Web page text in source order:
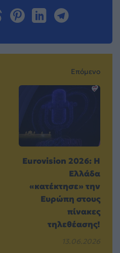
Επόμενο
Eurovision 2026: Η
Ελλάδα
«κατέκτησε» την
Ευρώπη στους
πίνακες
τηλεθέασης!
13.06.2026